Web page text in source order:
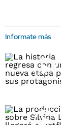
Informate más